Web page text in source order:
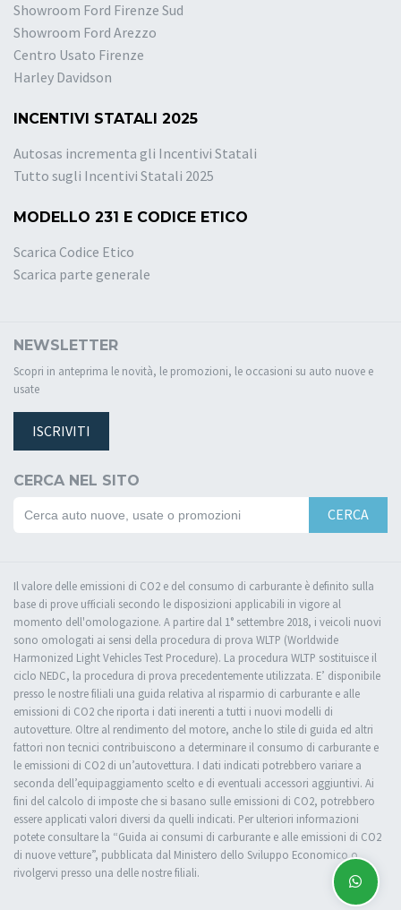
Showroom Ford Firenze Sud
Showroom Ford Arezzo
Centro Usato Firenze
Harley Davidson
INCENTIVI STATALI 2025
Autosas incrementa gli Incentivi Statali
Tutto sugli Incentivi Statali 2025
MODELLO 231 E CODICE ETICO
Scarica Codice Etico
Scarica parte generale
NEWSLETTER
Scopri in anteprima le novità, le promozioni, le occasioni su auto nuove e
usate
ISCRIVITI
CERCA NEL SITO
CERCA
Il valore delle emissioni di CO2 e del consumo di carburante è definito sulla
base di prove ufficiali secondo le disposizioni applicabili in vigore al
momento dell'omologazione. A partire dal 1° settembre 2018, i veicoli nuovi
sono omologati ai sensi della procedura di prova WLTP (Worldwide
Harmonized Light Vehicles Test Procedure). La procedura WLTP sostituisce il
ciclo NEDC, la procedura di prova precedentemente utilizzata. E’ disponibile
presso le nostre filiali una guida relativa al risparmio di carburante e alle
emissioni di CO2 che riporta i dati inerenti a tutti i nuovi modelli di
autovetture. Oltre al rendimento del motore, anche lo stile di guida ed altri
fattori non tecnici contribuiscono a determinare il consumo di carburante e
le emissioni di CO2 di un’autovettura. I dati indicati potrebbero variare a
seconda dell’equipaggiamento scelto e di eventuali accessori aggiuntivi. Ai
fini del calcolo di imposte che si basano sulle emissioni di CO2, potrebbero
essere applicati valori diversi da quelli indicati. Per ulteriori informazioni
potete consultare la “Guida ai consumi di carburante e alle emissioni di CO2
di nuove vetture”, pubblicata dal Ministero dello Sviluppo Economico o
rivolgervi presso una delle nostre filiali.